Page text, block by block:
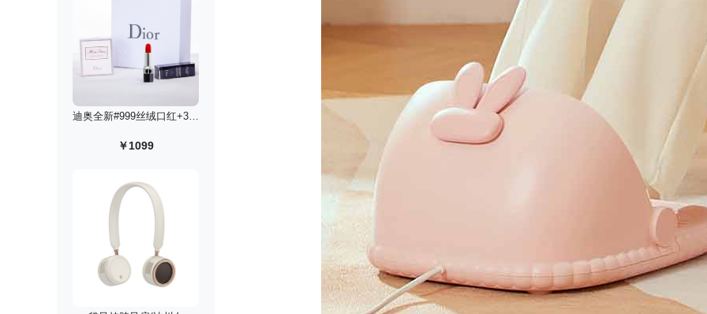
迪奥全新#999丝绒口红+30ml花漾淡香水礼盒
￥1099